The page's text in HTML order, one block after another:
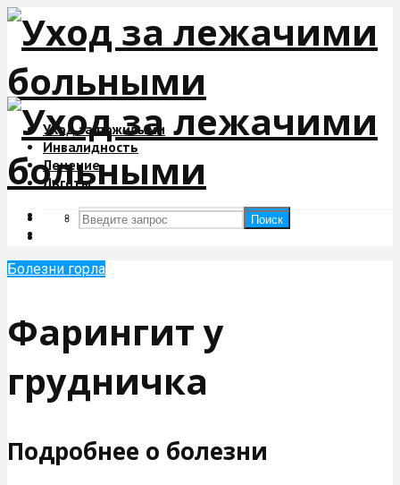
Уход за пожилыми
Инвалидность
Лечение
Льготы
Поиск
Поиск
Болезни горла
Фарингит у
грудничка
Подробнее о болезни